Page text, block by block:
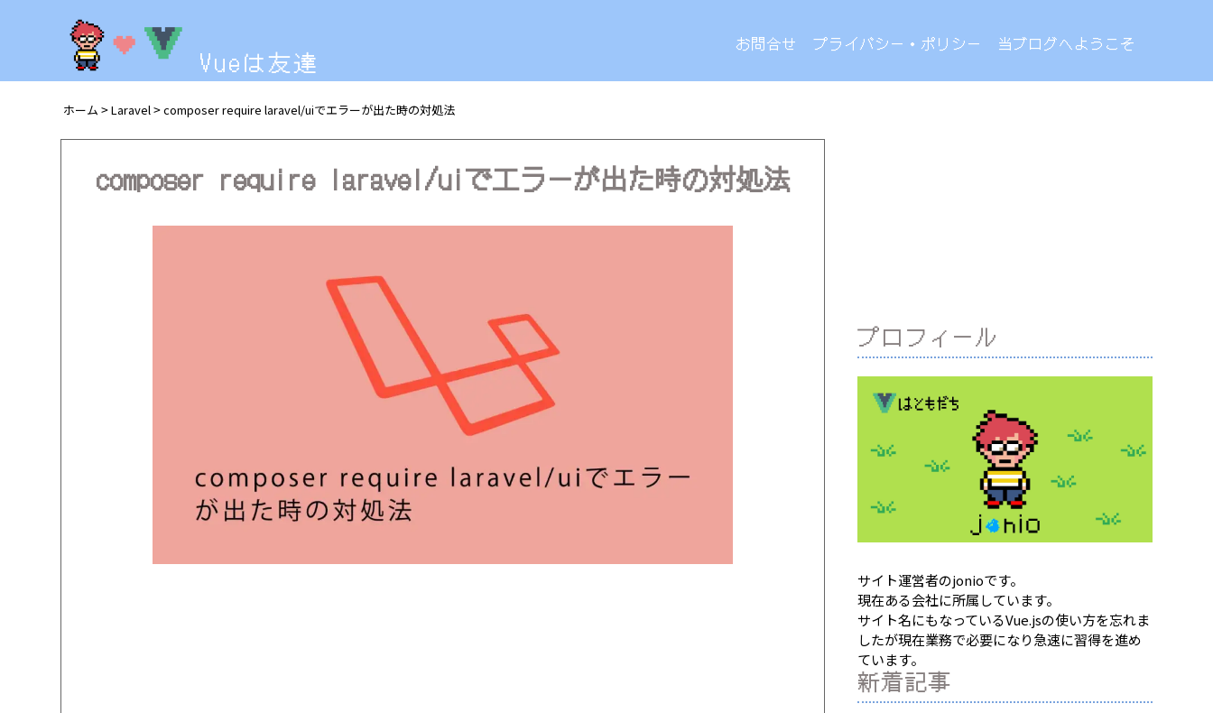
Vueは友達
お問合せ プライバシー・ポリシー 当ブログへようこそ
ホーム > Laravel > composer require laravel/uiでエラーが出た時の対処法
composer require laravel/uiでエラーが出た時の対処法
プロフィール
サイト運営者のjonioです。
現在ある会社に所属しています。
サイト名にもなっているVue.jsの使い方を忘れま
したが現在業務で必要になり急速に習得を進め
ています。
新着記事